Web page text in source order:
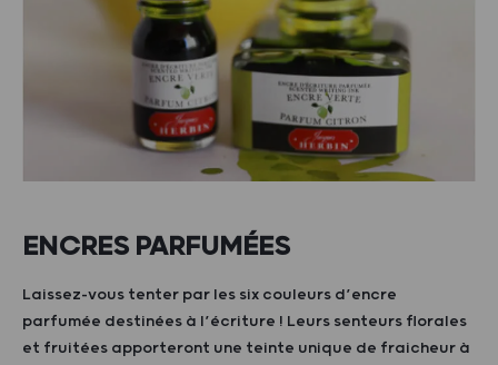
ENCRES PARFUMÉES
Laissez-vous tenter par les six couleurs d’encre
parfumée destinées à l’écriture ! Leurs senteurs florales
et fruitées apporteront une teinte unique de fraicheur à